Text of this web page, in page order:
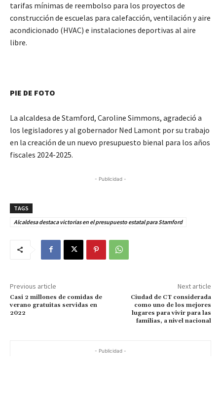
tarifas mínimas de reembolso para los proyectos de
construcción de escuelas para calefacción, ventilación y aire
acondicionado (HVAC) e instalaciones deportivas al aire
libre.
PIE DE FOTO
La alcaldesa de Stamford, Caroline Simmons, agradeció a
los legisladores y al gobernador Ned Lamont por su trabajo
en la creación de un nuevo presupuesto bienal para los años
fiscales 2024-2025.
- Publicidad -
TAGS
Alcaldesa destaca victorias en el presupuesto estatal para Stamford
Previous article
Casi 2 millones de comidas de
verano gratuitas servidas en
2022
Next article
Ciudad de CT considerada
como uno de los mejores
lugares para vivir para las
familias, a nivel nacional
- Publicidad -